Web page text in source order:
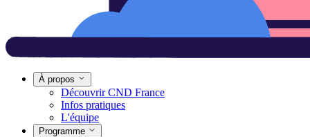
À propos
Découvrir CND France
Infos pratiques
L'équipe
Programme